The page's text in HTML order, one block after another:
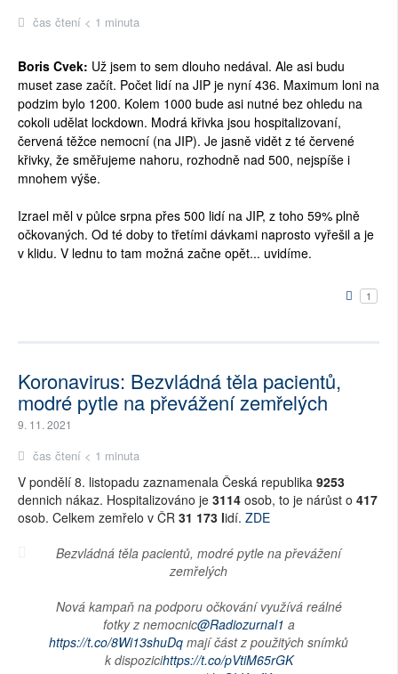
čas čtení < 1 minuta
Boris Cvek: Už jsem to sem dlouho nedával. Ale asi budu
muset zase začít. Počet lidí na JIP je nyní 436. Maximum loni na
podzim bylo 1200. Kolem 1000 bude asi nutné bez ohledu na
cokoli udělat lockdown. Modrá křivka jsou hospitalizovaní,
červená těžce nemocní (na JIP). Je jasně vidět z té červené
křivky, že směřujeme nahoru, rozhodně nad 500, nejspíše i
mnohem výše.
Izrael měl v půlce srpna přes 500 lidí na JIP, z toho 59% plně
očkovaných. Od té doby to třetími dávkami naprosto vyřešil a je
v klidu. V lednu to tam možná začne opět... uvidíme.
1
Koronavirus: Bezvládná těla pacientů,
modré pytle na převážení zemřelých
9. 11. 2021
čas čtení < 1 minuta
V pondělí 8. listopadu zaznamenala Česká republika 9253
dennich nákaz. Hospitalizováno je 3114 osob, to je nárůst o 417
osob. Celkem zemřelo v ČR 31 173 lidí. ZDE
Bezvládná těla pacientů, modré pytle na převážení
zemřelých
Nová kampaň na podporu očkování využívá reálné
fotky z nemocnic@Radiozurnal1 a
https://t.co/8Wi13shuDq mají část z použitých snímků
k dispozicihttps://t.co/pVtiM65rGK